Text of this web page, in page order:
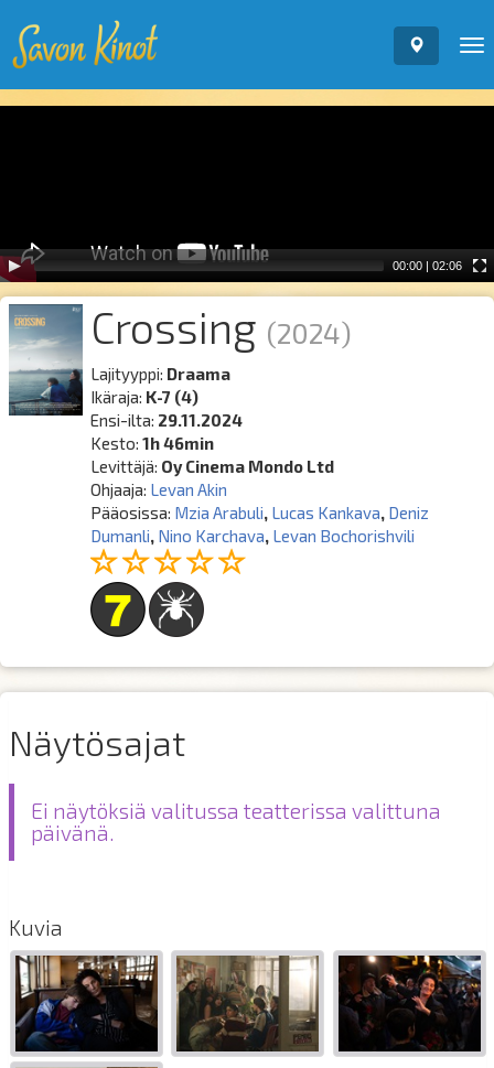
00:00 | 02:06
Crossing (2024)
Lajityyppi: Draama
Ikäraja: K-7 (4)
Ensi-ilta: 29.11.2024
Kesto:1h 46min
Levittäjä: Oy Cinema Mondo Ltd
Ohjaaja: Levan Akin
Pääosissa: Mzia Arabuli, Lucas Kankava, Deniz
Dumanli, Nino Karchava, Levan Bochorishvili
Näytösajat
Ei näytöksiä valitussa teatterissa valittuna
päivänä.
Kuvia